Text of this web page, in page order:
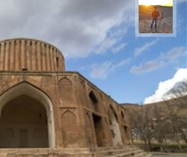
مهدی مخلصیان